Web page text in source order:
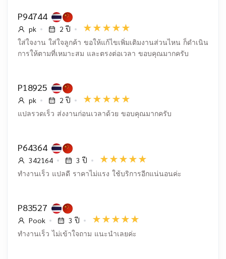
P94744
pk 2 ปี
ใส่ใจงาน ใส่ใจลูกค้า ขอให้แก้ไขเพิ่มเติมงานส่วนไหน ก็ดำเนิน
การให้ตามที่เหมาะสม และตรงต่อเวลา ขอบคุณมากครับ
P18925
pk 2 ปี
แปลรวดเร็ว ส่งงานก่อนเวลาด้วย ขอบคุณมากครับ
P64364
342164 3 ปี
ทำงานเร็ว แปลดี ราคาไม่แรง ใช้บริการอีกแน่นอนค่ะ
P83527
Pook 3 ปี
ทำงานเร็ว ไม่เข้าใจถาม แนะนำเลยค่ะ